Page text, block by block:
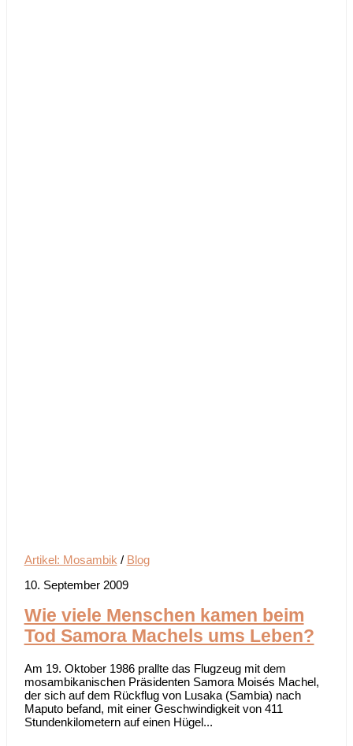
Artikel: Mosambik / Blog
10. September 2009
Wie viele Menschen kamen beim
Tod Samora Machels ums Leben?
Am 19. Oktober 1986 prallte das Flugzeug mit dem
mosambikanischen Präsidenten Samora Moisés Machel,
der sich auf dem Rückflug von Lusaka (Sambia) nach
Maputo befand, mit einer Geschwindigkeit von 411
Stundenkilometern auf einen Hügel...